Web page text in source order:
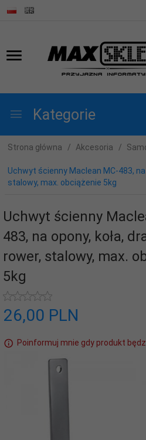
Kategorie
Strona główna Akcesoria
Uchwyt ścienny Maclean MC-483, na
stalowy, max. obciążenie 5kg
Uchwyt ścienny
483, na opony, koła,
rower, stalowy, max.
5kg
26,00 PLN
Poinformuj mnie gdy produkt